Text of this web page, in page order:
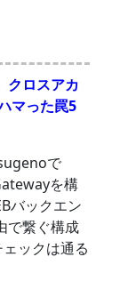
クロスアカ
マった罠5
で
を構
バックエン
で繋ぐ構成
ックは通る